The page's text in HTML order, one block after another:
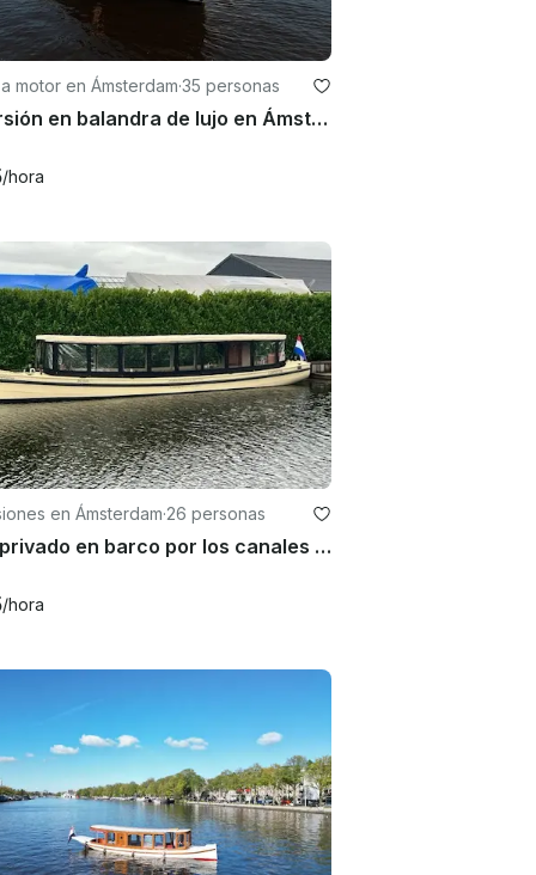
motor en Ámsterdam·35 personas
Excursión en balandra de lujo en Ámsterdam
/hora
en Ámsterdam·26 personas
Tour privado en barco por los canales de Ámsterdam
/hora